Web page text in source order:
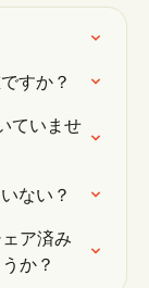
すか？
ていませ
ない？
ア済み
か？